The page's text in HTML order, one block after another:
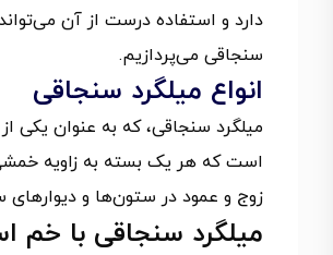
دارد و استفاده درست از آن
سنجاقی می‌پردازیم.
انواع میلگرد سنجاقی
میلگرد سنجاقی، که به عنوان یکی
است که هر یک بسته به زاویه
زوج و عمود در ستون‌ها و دیوارهای
میلگرد سنجاقی با خم